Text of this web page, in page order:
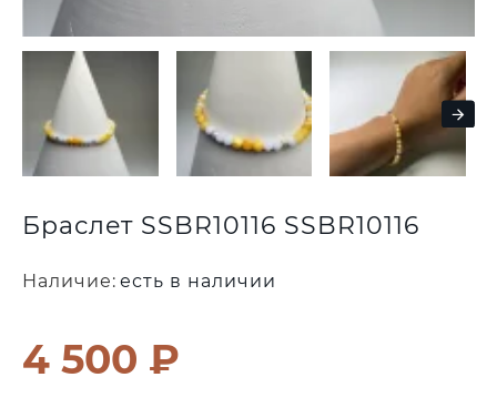
Браслет SSBR10116 SSBR10116
4 500 ₽
Наличие: есть в наличии